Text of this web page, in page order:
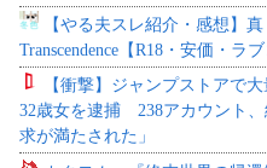
【やる夫スレ紹介・感想】
Transcendence【R18・安価・ラ
【衝撃】ジャンプストアで
32歳女を逮捕 238アカウント
求が満たされた」